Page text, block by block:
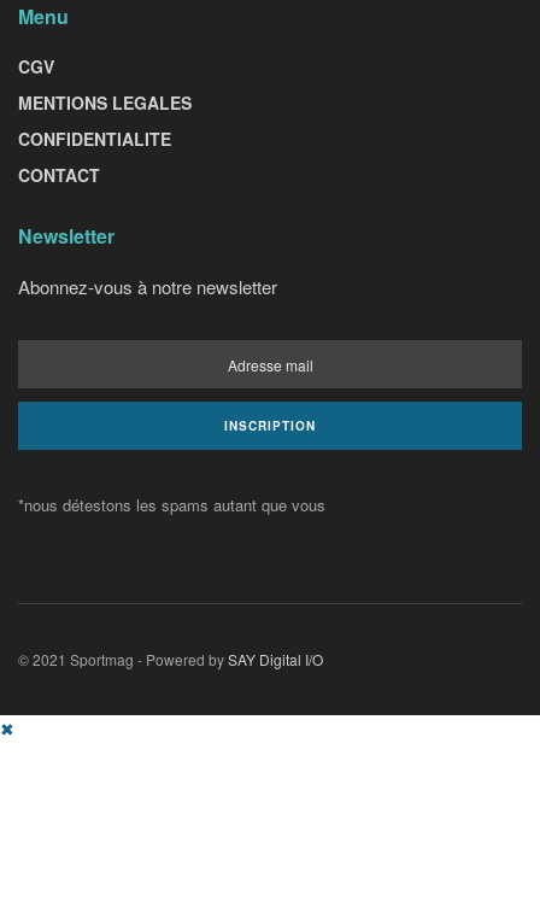
Menu
CGV
MENTIONS LEGALES
CONFIDENTIALITE
CONTACT
Newsletter
Abonnez-vous à notre newsletter
*nous détestons les spams autant que vous
© 2021 Sportmag - Powered bySAY Digital I/O
✖